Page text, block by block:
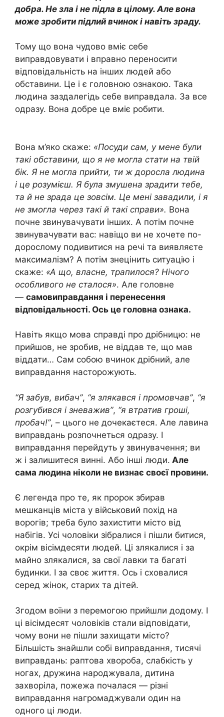
добра. Не зла і не підла в цілому. Але вона
може зробити підлий вчинок і навіть зраду.
Тому що вона чудово вміє себе
виправдовувати і вправно переносити
відповідальність на інших людей або
обставини. Це і є головною ознакою. Така
людина заздалегідь себе виправдала. За все
одразу. Вона добре це вміє робити.
Вона м’яко скаже: «Посуди сам, у мене були
такі обставини, що я не могла стати на твій
бік. Я не могла прийти, ти ж доросла людина
і це розумієш. Я була змушена зрадити тебе,
та й не зрада це зовсім. Це мені завадили, і я
не змогла через такі й такі справи». Вона
почне звинувачувати інших. А потім почне
звинувачувати вас: навіщо ви не хочете по-
дорослому подивитися на речі та виявляєте
максималізм? А потім знецінить ситуацію і
скаже: «А що, власне, трапилося? Нічого
особливого не сталося». Але головне
— самовиправдання і перенесення
відповідальності. Ось це головна ознака.
Навіть якщо мова справді про дрібницю: не
прийшов, не зробив, не віддав те, що мав
віддати… Сам собою вчинок дрібний, але
виправдання насторожують.
“Я забув, вибач”, “я злякався і промовчав”, “я
розгубився і зневажив”, “я втратив гроші,
пробач!”, – цього не дочекаєтеся. Але лавина
виправдань розпочнеться одразу. І
виправдання перейдуть у звинувачення; ви
ж і залишитеся винні. Або інші люди. Але
сама людина ніколи не визнає своєї провини.
Є легенда про те, як пророк збирав
мешканців міста у військовий похід на
ворогів; треба було захистити місто від
набігів. Усі чоловіки зібралися і пішли битися,
окрім вісімдесяти людей. Ці злякалися і за
майно злякалися, за свої лавки та багаті
будинки. І за своє життя. Ось і сховалися
серед жінок, старих та дітей.
Згодом воїни з перемогою прийшли додому. І
ці вісімдесят чоловіків стали відповідати,
чому вони не пішли захищати місто?
Більшість знайшли собі виправдання, тисячі
виправдань: раптова хвороба, слабкість у
ногах, дружина народжувала, дитина
захворіла, пожежа почалася — різні
виправдання нагромаджували один на
одного ці люди.